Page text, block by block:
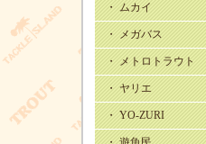
・ ムカイ
・ メガバス
・ メトロトラウト
・ ヤリエ
・ YO-ZURI